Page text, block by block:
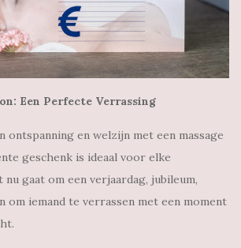
Een Perfecte Verrassing
ontspanning en welzijn met een massage
geschenk is ideaal voor elke
gaat om een verjaardag, jubileum,
om iemand te verrassen met een moment